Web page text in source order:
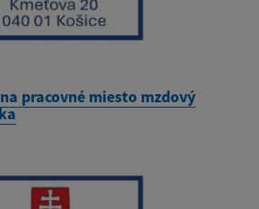
pracovné miesto mzdový